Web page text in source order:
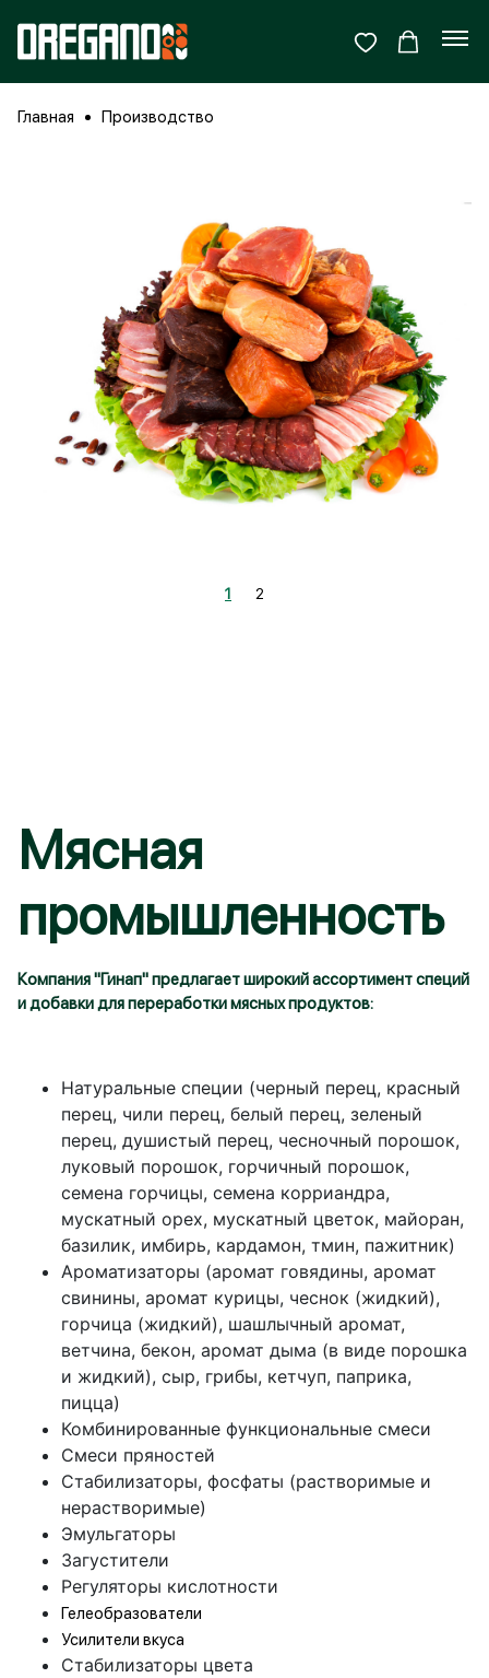
Запомнить меня
Главная Производство
1 2
Мясная
промышленность
Компания "Гинап" предлагает широкий ассортимент специй
и добавки для переработки мясных продуктов:
Натуральные специи (черный перец, красный
перец, чили перец, белый перец, зеленый
перец, душистый перец, чесночный порошок,
луковый порошок, горчичный порошок,
семена горчицы, семeнa корриандра,
мускатный орех, мускатный цветок, майоран,
базилик, имбирь, кардамон, тмин, пажитник)
Ароматизаторы (аромат говядины, аромат
свинины, аромат курицы, чеснок (жидкий),
горчица (жидкий), шашлычный аромат,
ветчина, бекон, аромат дыма (в виде порошка
и жидкий), сыр, грибы, кетчуп, паприка,
пицца)
Комбинированныe функциональные смеси
Смеси пряностей
Стабилизаторы, фосфаты (растворимые и
нерастворимые)
Эмульгаторы
Загустители
Регуляторы кислотности
Гелеобразователи
Усилители вкуса
Стабилизаторы цвета